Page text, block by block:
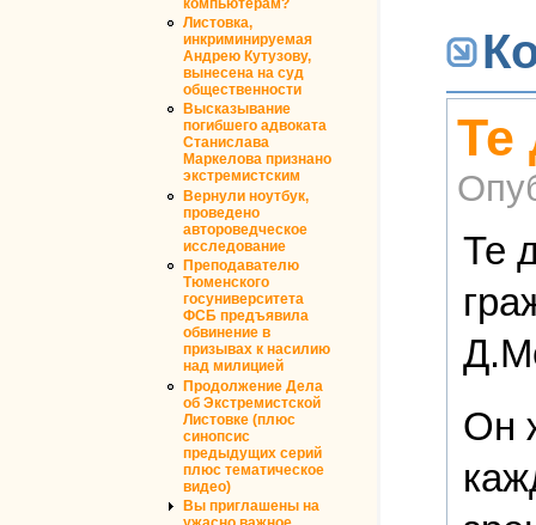
Листовка,
инкриминируемая
Андрею Кутузову,
вынесена на суд
общественности
Высказывание
погибшего адвоката
Станислава
Маркелова признано
экстремистским
Вернули ноутбук,
проведено
автороведческое
исследование
Преподавателю
Тюменского
госуниверситета
ФСБ предъявила
обвинение в
призывах к насилию
над милицией
Продолжение Дела
об Экстремистской
Листовке (плюс
синопсис
предыдущих серий
плюс тематическое
видео)
Вы приглашены на
Те
Те
Он